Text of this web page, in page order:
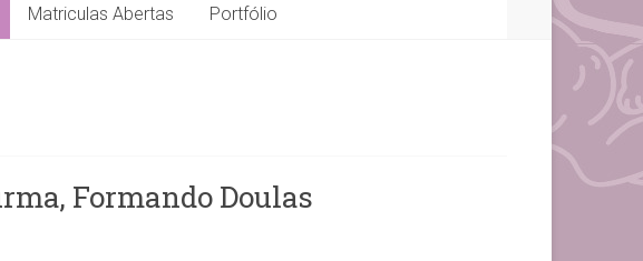
Matriculas Abertas Portfólio
Formando Doulas